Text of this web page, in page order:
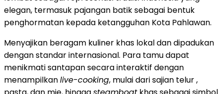
elegan, termasuk pajangan batik sebagai bentuk
penghormatan kepada ketangguhan Kota Pahlawan.
Menyajikan beragam kuliner khas lokal dan dipadukan
dengan standar internasional. Para tamu dapat
menikmati santapan secara interaktif dengan
menampilkanlive-cooking, mulai dari sajian telur ,